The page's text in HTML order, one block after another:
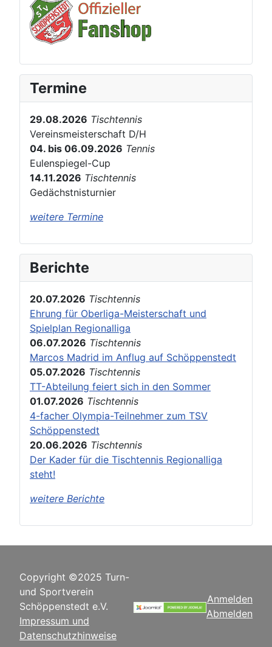
Termine
29.08.2026 Tischtennis
Vereinsmeisterschaft D/H
04. bis 06.09.2026 Tennis
Eulenspiegel-Cup
14.11.2026 Tischtennis
Gedächstnisturnier
weitere Termine
Berichte
20.07.2026 Tischtennis
Ehrung für Oberliga-Meisterschaft und
Spielplan Regionalliga
06.07.2026 Tischtennis
Marcos Madrid im Anflug auf Schöppenstedt
05.07.2026 Tischtennis
TT-Abteilung feiert sich in den Sommer
01.07.2026 Tischtennis
4-facher Olympia-Teilnehmer zum TSV
Schöppenstedt
20.06.2026 Tischtennis
Der Kader für die Tischtennis Regionalliga
steht!
weitere Berichte
Copyright ©2025 Turn-
und Sportverein
Schöppenstedt e.V.
Impressum und
Datenschutzhinweise
Anmelden
Abmelden